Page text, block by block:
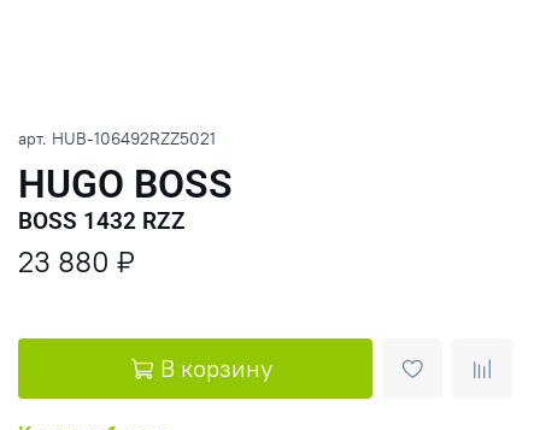
арт. HUB-106492RZZ5021
HUGO BOSS
BOSS 1432 RZZ
23 880 ₽
В корзину